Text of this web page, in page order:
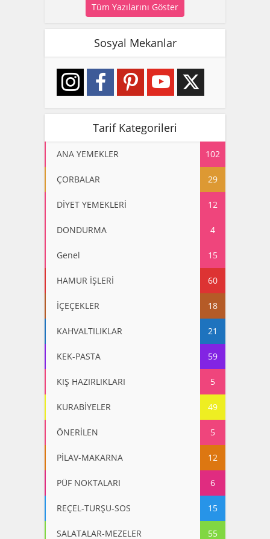
Tüm Yazılarını Göster
Sosyal Mekanlar
Tarif Kategorileri
ANA YEMEKLER 102
ÇORBALAR 29
DİYET YEMEKLERİ 12
DONDURMA 4
Genel 15
HAMUR İŞLERİ 60
İÇEÇEKLER 18
KAHVALTILIKLAR 21
KEK-PASTA 59
KIŞ HAZIRLIKLARI 5
KURABİYELER 49
ÖNERİLEN 5
PİLAV-MAKARNA 12
PÜF NOKTALARI 6
REÇEL-TURŞU-SOS 15
SALATALAR-MEZELER 55